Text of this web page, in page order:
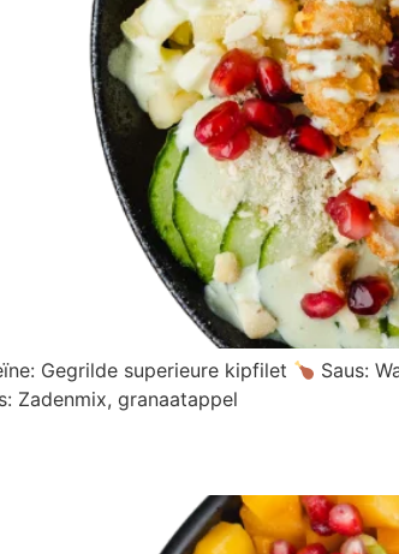
Gegrilde superieure kipfilet
Saus:
Zadenmix, granaatappel